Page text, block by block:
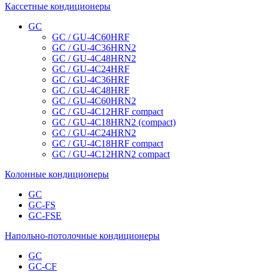
Кассетные кондиционеры
GC
GC / GU-4C60HRF
GC / GU-4C36HRN2
GC / GU-4C48HRN2
GC / GU-4C24HRF
GC / GU-4C36HRF
GC / GU-4C48HRF
GC / GU-4C60HRN2
GC / GU-4C12HRF compact
GC / GU-4C18HRN2 (compact)
GC / GU-4C24HRN2
GC / GU-4C18HRF compact
GC / GU-4C12HRN2 compact
Колонные кондиционеры
GC
GC-FS
GC-FSE
Напольно-потолочные кондиционеры
GC
GC-CF